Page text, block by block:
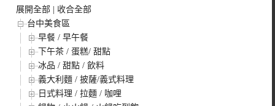
展開全部
收合全部
台中美食區
早餐 / 早午餐
下午茶 / 蛋糕/ 甜點
冰品 / 甜點 / 飲料
義大利麵 / 披薩/義式料理
日式料理 / 拉麵 / 咖哩